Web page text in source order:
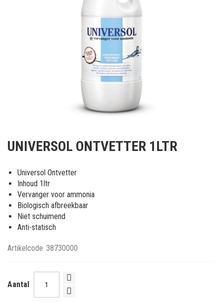
het
van
de
afbeeldingen-
gallerij
UNIVERSOL ONTVETTER 1LTR
Universol Ontvetter
Inhoud 1ltr
Vervanger voor ammonia
Biologisch afbreekbaar
Niet schuimend
Anti-statisch
Artikelcode 38730000
Aantal